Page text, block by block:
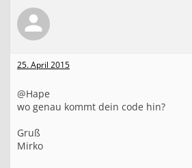
                },
i[r].l=1*new
                a.async=1;
25. April 2015
@Hape
wo genau kommt dein code hin?
Gruß
Mirko